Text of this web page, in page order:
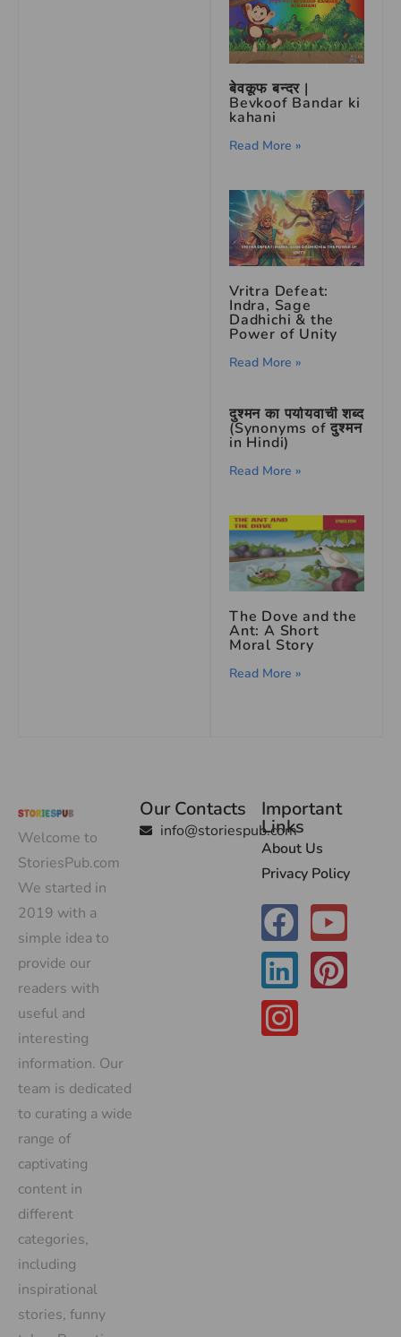
बेवकूफ बन्दर |
Bevkoof Bandar ki
kahani
Read More »
Vritra Defeat:
Indra, Sage
Dadhichi & the
Power of Unity
Read More »
दुश्मन का पर्यायवाची शब्द
(Synonyms of दुश्मन
in Hindi)
Read More »
The Dove and the
Ant: A Short
Moral Story
Read More »
Welcome to
StoriesPub.com
We started in
2019 with a
simple idea to
provide our
readers with
useful and
interesting
information. Our
team is dedicated
to curating a wide
range of
captivating
content in
different
categories,
including
inspirational
stories, funny
Our Contacts
info@storiespub.com
Important
Links
About Us
Privacy Policy